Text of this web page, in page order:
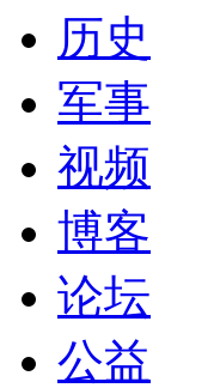
历史
军事
视频
博客
论坛
公益